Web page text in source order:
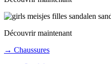
Découvrir maintenant
→ Chaussures